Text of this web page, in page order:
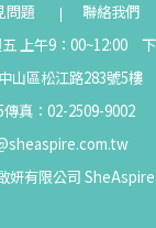
問題 聯絡我們
上午9：00~12:00
山區松江路283號5樓
傳真：02-2509-9002
妍有限公司 SheAspire.